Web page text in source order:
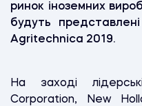
ринок іноземних
будуть
Agritechnica 2019.
На заході
Corporation, New